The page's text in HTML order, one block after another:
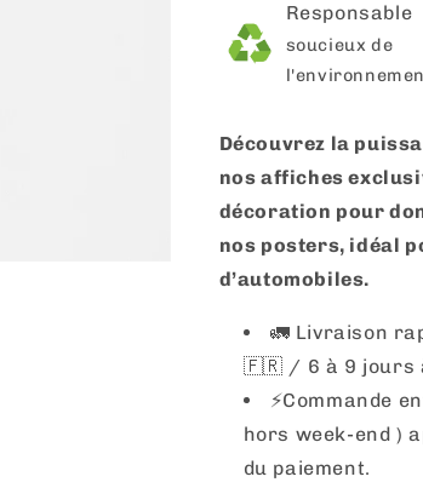
Responsable
soucieux de
Découvrez la
nos affiches
décoration pour
nos posters, idéal
d’automobiles.
🚛 Livraison
🇫🇷 / 6 à 9 jours
⚡️Commande
hors week-end )
du paiement.